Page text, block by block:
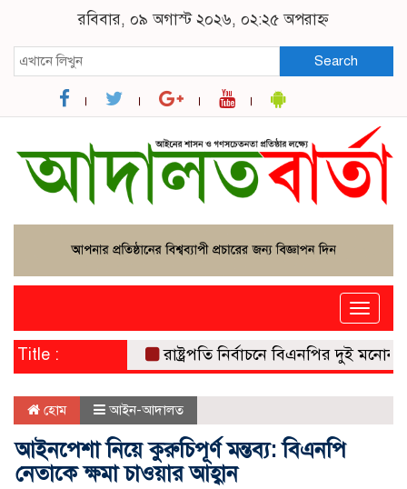
রবিবার, ০৯ অগাস্ট ২০২৬, ০২:২৫ অপরাহ্ন
Search
Toggle
Title : রাষ্ট্রপতি নির্বাচনে বিএনপির দুই
হোম আইন-আদালত
আইনপেশা নিয়ে কুরুচিপূর্ণ মন্তব্য: বিএনপি
নেতাকে ক্ষমা চাওয়ার আহ্বান